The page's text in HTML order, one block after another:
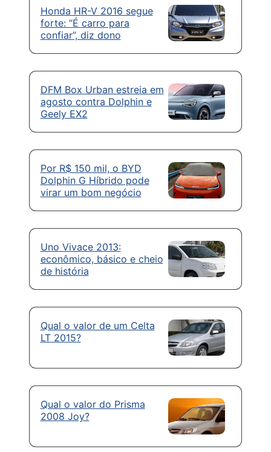
Honda HR-V 2016 segue
forte: “É carro para
confiar”, diz dono
DFM Box Urban estreia em
agosto contra Dolphin e
Geely EX2
Por R$ 150 mil, o BYD
Dolphin G Híbrido pode
virar um bom negócio
Uno Vivace 2013:
econômico, básico e cheio
de história
Qual o valor de um Celta
LT 2015?
Qual o valor do Prisma
2008 Joy?